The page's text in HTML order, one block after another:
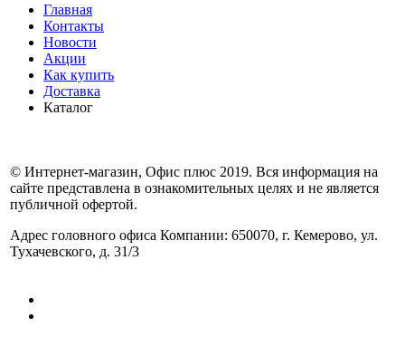
Главная
Контакты
Новости
Акции
Как купить
Доставка
Каталог
© Интернет-магазин, Офис плюс 2019. Вся информация на
сайте представлена в ознакомительных целях и не является
публичной офертой.
Адрес головного офиса Компании: 650070, г. Кемерово, ул.
Тухачевского, д. 31/3